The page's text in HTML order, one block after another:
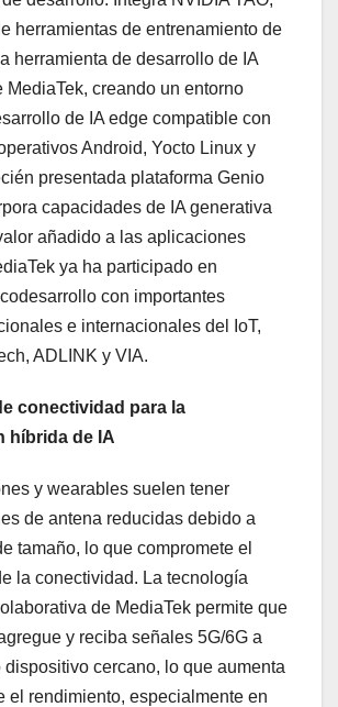
herramientas de entrenamiento de
herramienta de desarrollo de IA
MediaTek, creando un entorno
de IA edge compatible con
Android, Yocto Linux y
presentada plataforma Genio
capacidades de IA generativa
añadido a las aplicaciones
ya ha participado en
con importantes
e internacionales del IoT,
ADLINK y VIA.
conectividad para la
híbrida de IA
y wearables suelen tener
de antena reducidas debido a
tamaño, lo que compromete el
la conectividad. La tecnología
de MediaTek permite que
y reciba señales 5G/6G a
dispositivo cercano, lo que aumenta
el rendimiento, especialmente en